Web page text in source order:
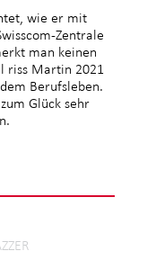
wie er mit
Zentrale
man keinen
riss Martin 2021
Berufsleben.
Glück sehr